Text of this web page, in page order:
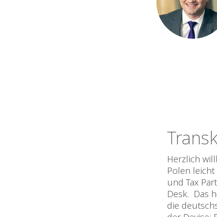
Herzlich willkommen im Podcast von RSM Poland für Manager: Steuern in Polen leicht erzählt. Mein Name ist Przemysław Powierza, ich bin Steuerberater und Tax Partner bei RSM Poland und leite zugleich das sogenannte German Desk. Das heißt wir haben ein Team bei RSM Poland, das auf deutsche Weise die deutschsprachigen Mandanten betreut. Und wir arbeiten jeden Tag nach der Devise: Business first. Das heißt das Steuerliche in dem konkreten Fall soll im Hintergrund bleiben. Wir sprechen über die Steuern einfach und verständlich, damit Ihre Zeit gespart wird. Haben Sie sich oft Gedanken gemacht:, „die verkomplizieren alles“. „Die“ meine ich natürlich die Buchhalter, die Finanzleute,eute die Berater. Ja, die verkomplizieren alles. Es darf doch nicht so komplex sein. Jedenfalls nicht schlimmer als in Deutschland, wenn Sie sich zum Beispiel an Ihre polnische Tochtergesellschaft denken. Aber doch. Wir sind ja jetzt gemeinsam in der EU, also vieles wird jetzt zwar ähnlich geregelt ,aber doch die lokalen Gegebenheiten bleiben übrig. Deswegen besser nichts bloß annehmen, sondern selbst prüfen. Sie sagen aber: „Keine Zeit“. Kein Kopf dafür kann ich ganz gut verstehen, muss aber nicht ein Problem sein. Der Podcast hilft hoffentlich dabei. Heute unser erstes steuerliches Thema: feste Niederlassung. Bittemit auf keinen Fall der ertragsteuerlichen Betriebsstätte verwechseln. Die ertragssteuerliche Betriebsstätte ist weit besser bekannt, deswegen werden wir auch über diese heute nicht sprechen. Wenn man über die ertragsteuerliche Betriebsstätte denkt, denkt man